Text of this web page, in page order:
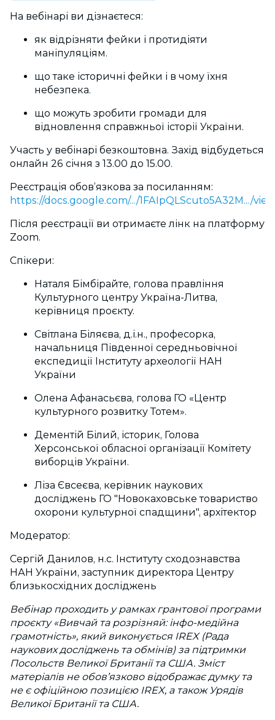
На вебінарі ви дізнаєтеся:
як відрізняти фейки і протидіяти
маніпуляціям.
що таке історичні фейки і в чому їхня
небезпека.
що можуть зробити громади для
відновлення справжньої історії України.
Участь у вебінарі безкоштовна. Захід відбудеться
онлайн 26 січня з 13.00 до 15.00.
Реєстрація обов’язкова за посиланням:
https://docs.google.com/.../1FAIpQLScuto5A32M.../
Після реєстрації ви отримаєте лінк на платформу
Zoom.
Спікери:
Наталя Бімбірайте, голова правління
Культурного центру Україна-Литва,
керівниця проєкту.
Світлана Біляєва, д.і.н., професорка,
начальниця Південної середньовічної
експедиції Інституту археології НАН
України
Олена Афанасьєва, голова ГО «Центр
культурного розвитку Тотем».
Дементій Білий, історик, Голова
Херсонської обласної організації Комітету
виборців України.
Ліза Євсеєва, керівник наукових
досліджень ГО "Новокаховське товариство
охорони культурної спадщини", архітектор
Модератор:
Сергій Данилов, н.с. Інституту сходознавства
НАН України, заступник директора Центру
близькосхідних досліджень
Вебінар проходить у рамках грантової програми
проєкту «Вивчай та розрізняй: інфо-медійна
грамотність», який виконується IREX (Рада
наукових досліджень та обмінів) за підтримки
Посольств Великої Британії та США. Зміст
матеріалів не обов’язково відображає думку та
не є офіційною позицією IREX, а також Урядів
Великої Британії та США.